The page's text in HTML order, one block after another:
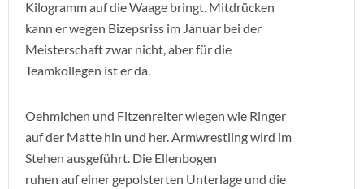
Kilogramm auf die Waage bringt. Mitdrücken
kann er wegen Bizepsriss im Januar bei der
Meisterschaft zwar nicht, aber für die
Teamkollegen ist er da.
Oehmichen und Fitzenreiter wiegen wie Ringer
auf der Matte hin und her. Armwrestling wird im
Stehen ausgeführt. Die Ellenbogen
ruhen auf einer gepolsterten Unterlage und die